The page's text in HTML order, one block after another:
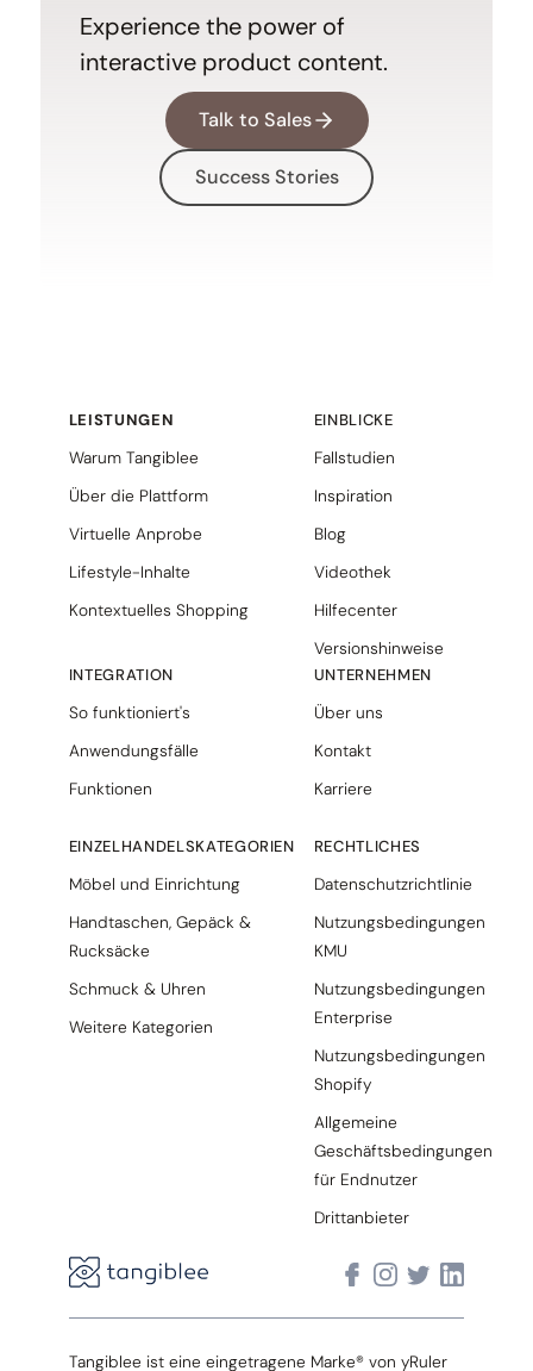
Experience the power of
interactive product content.
Talk to Sales
Success Stories
LEISTUNGEN
Warum Tangiblee
Über die Plattform
Virtuelle Anprobe
Lifestyle-Inhalte
Kontextuelles Shopping
INTEGRATION
So funktioniert's
Anwendungsfälle
Funktionen
EINZELHANDELSKATEGORIEN
Möbel und Einrichtung
Handtaschen, Gepäck &
Rucksäcke
Schmuck & Uhren
Weitere Kategorien
EINBLICKE
Fallstudien
Inspiration
Blog
Videothek
Hilfecenter
Versionshinweise
UNTERNEHMEN
Über uns
Kontakt
Karriere
RECHTLICHES
Datenschutzrichtlinie
Nutzungsbedingungen
KMU
Nutzungsbedingungen
Enterprise
Nutzungsbedingungen
Shopify
Allgemeine
Geschäftsbedingungen
für Endnutzer
Drittanbieter
Tangiblee ist eine eingetragene Marke® von yRuler